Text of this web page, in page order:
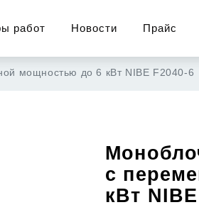
работ Новости Прайс
мощностью до 6 кВт NIBE F2040-6
с
кВт